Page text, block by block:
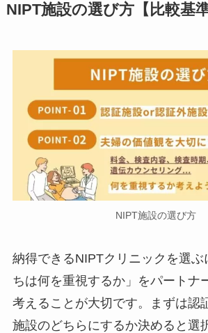
NIPT施設の選び方【比較基準
NIPT施設の選び方
納得できるNIPTクリニックを選ぶ
ちは何を重視するか」をパートナ
考えることが大切です。まずは認
施設のどちらにするか決めると選